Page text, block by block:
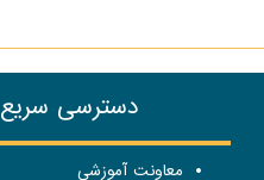
دسترسی سریع
معاونت آموزشی